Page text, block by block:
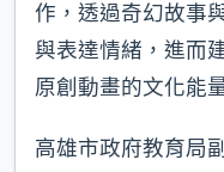
作，透過奇幻故事
與表達情緒，進而
原創動畫的文化能
高雄市政府教育局